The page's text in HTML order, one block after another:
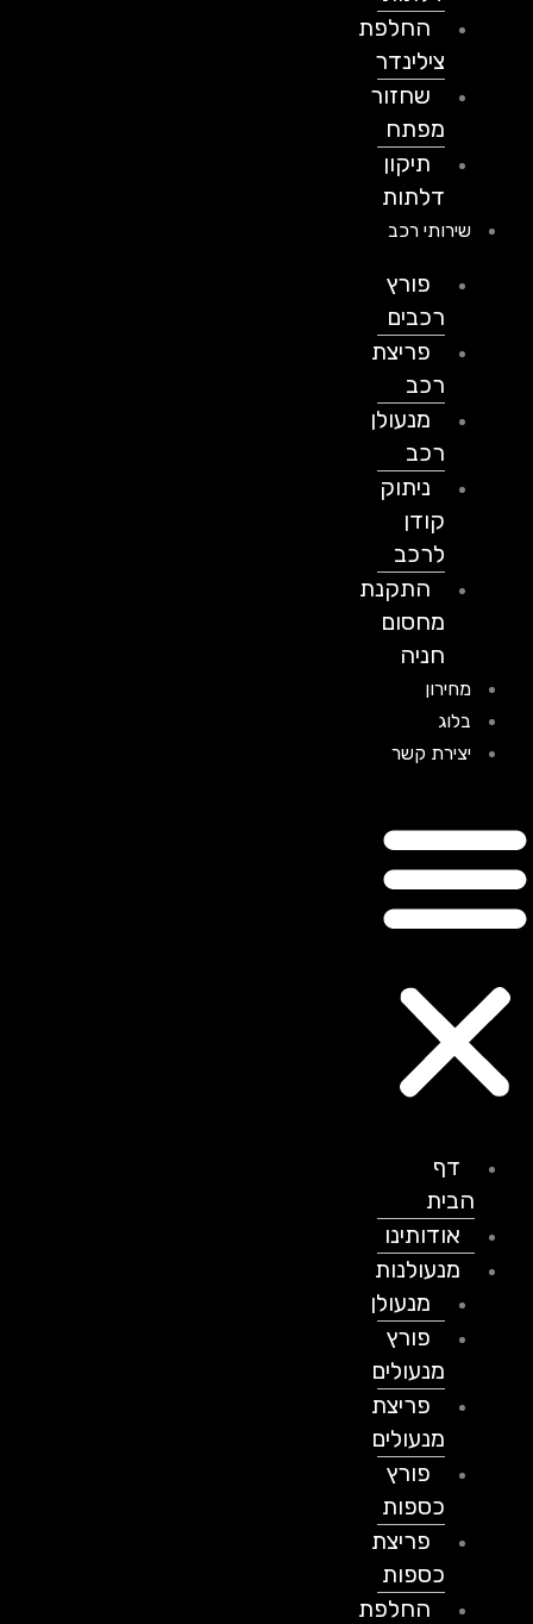
החלפת
צילינדר
שחזור
מפתח
תיקון
דלתות
שירותי רכב
פורץ
רכבים
פריצת
מנעולן
ניתוק
לרכב
התקנת
מחסום
חניה
מחירון
בלוג
יצירת קשר
דף
הבית
אודותינו
מנעולנות
מנעולן
פורץ
מנעולים
פריצת
מנעולים
פורץ
כספות
פריצת
כספות
החלפת